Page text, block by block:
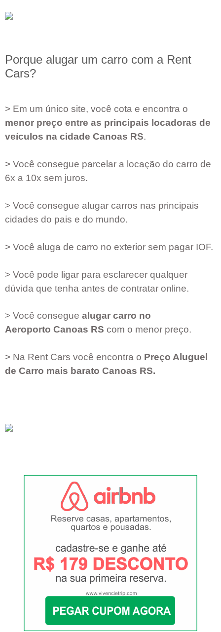
Porque alugar um carro com a Rent
Cars?
> Em um único site, você cota e encontra o
menor preço entre as principais locadoras de
veículos na cidade Canoas RS.
> Você consegue parcelar a locação do carro de
6x a 10x sem juros.
> Você consegue alugar carros nas principais
cidades do pais e do mundo.
> Você aluga de carro no exterior sem pagar IOF.
> Você pode ligar para esclarecer qualquer
dúvida que tenha antes de contratar online.
> Você consegue alugar carro no
Aeroporto Canoas RS com o menor preço.
> Na Rent Cars você encontra o Preço Aluguel
de Carro mais barato Canoas RS.